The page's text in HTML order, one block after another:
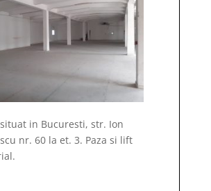
in Bucuresti, str. Ion
nr. 60 la et. 3. Paza si lift